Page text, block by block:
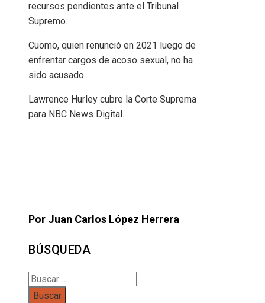
recursos pendientes ante el Tribunal
Supremo.
Cuomo, quien renunció en 2021 luego de
enfrentar cargos de acoso sexual, no ha
sido acusado.
Lawrence Hurley cubre la Corte Suprema
para NBC News Digital.
Por Juan Carlos López Herrera
BÚSQUEDA
Buscar: